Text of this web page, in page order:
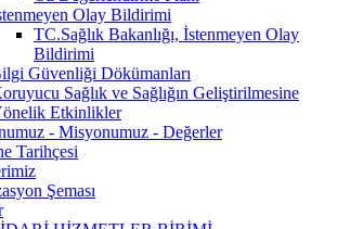
Olay Bildirimi
TC.Sağlık Bakanlığı, İstenmeyen Olay
Bildirimi
Güvenliği Dökümanları
Sağlık ve Sağlığın Geliştirilmesine
Etkinlikler
- Misyonumuz - Değerler
Tarihçesi
Şeması